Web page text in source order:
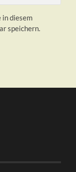
in diesem
speichern.